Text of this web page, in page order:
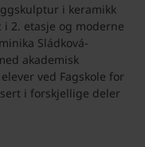
i keramikk
2. etasje og moderne
Sládková-
akademisk
ved Fagskole for
i forskjellige deler